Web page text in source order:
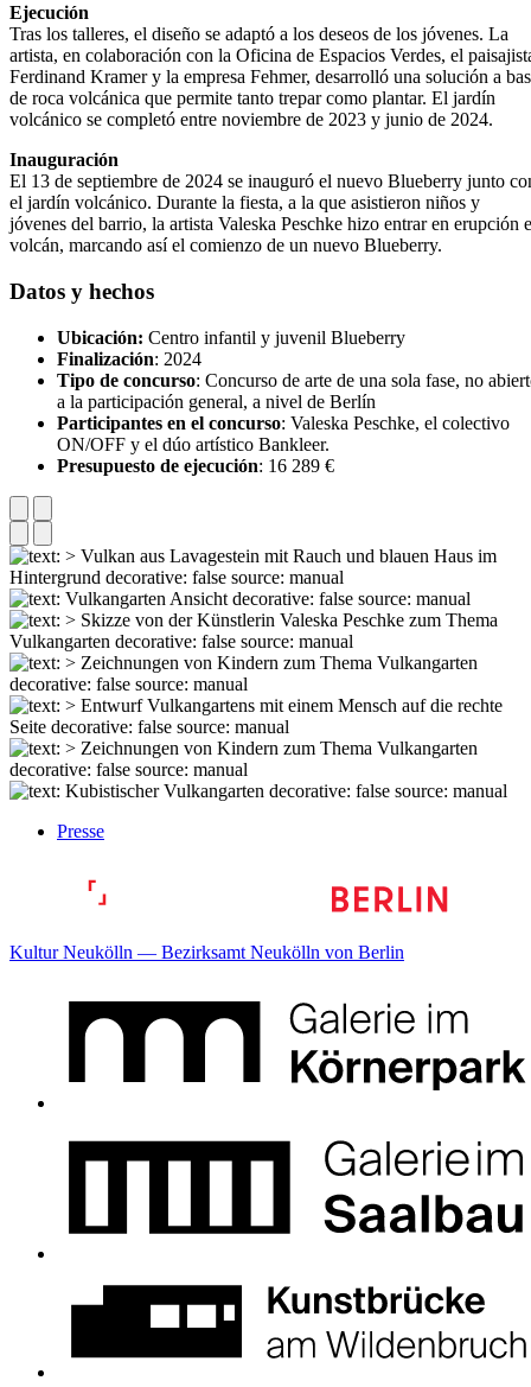
Ejecución
Tras los talleres, el diseño se adaptó a los deseos de los jóvenes. La
artista, en colaboración con la Oficina de Espacios Verdes, el
Ferdinand Kramer y la empresa Fehmer, desarrolló una solución a
de roca volcánica que permite tanto trepar como plantar. El jardín
volcánico se completó entre noviembre de 2023 y junio de 2024.
Inauguración
El 13 de septiembre de 2024 se inauguró el nuevo Blueberry junto
el jardín volcánico. Durante la fiesta, a la que asistieron niños y
jóvenes del barrio, la artista Valeska Peschke hizo entrar en erupción
volcán, marcando así el comienzo de un nuevo Blueberry.
Datos y hechos
Ubicación: Centro infantil y juvenil Blueberry
Finalización: 2024
Tipo de concurso: Concurso de arte de una sola fase, no
a la participación general, a nivel de Berlín
Participantes en el concurso: Valeska Peschke, el colectivo
ON/OFF y el dúo artístico Bankleer.
Presupuesto de ejecución: 16 289 €
Presse
Kultur Neukölln — Bezirksamt Neukölln von Berlin